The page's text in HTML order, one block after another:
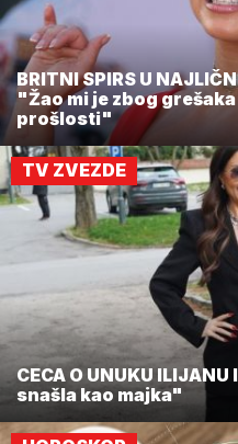
BRITNI SPIRS U
"Žao mi je zbog
prošlosti"
TV ZVEZDE
CECA O UNUKU
snašla kao majka"